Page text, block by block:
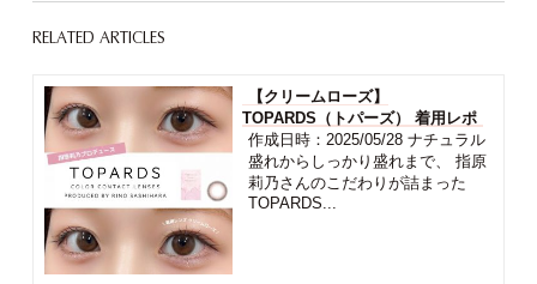
RELATED ARTICLES
【クリームローズ】
TOPARDS（トパーズ） 着用レポ
作成日時：2025/05/28 ナチュラル
盛れからしっかり盛れまで、 指原
莉乃さんのこだわりが詰まった
TOPARDS...